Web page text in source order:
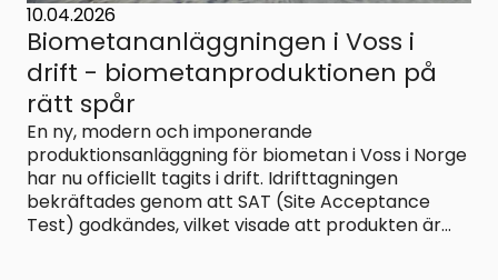
10.04.2026
Biometananläggningen i Voss i
drift - biometanproduktionen på
rätt spår
En ny, modern och imponerande
produktionsanläggning för biometan i Voss i Norge
har nu officiellt tagits i drift. Idrifttagningen
bekräftades genom att SAT (Site Acceptance
Test) godkändes, vilket visade att produkten är...